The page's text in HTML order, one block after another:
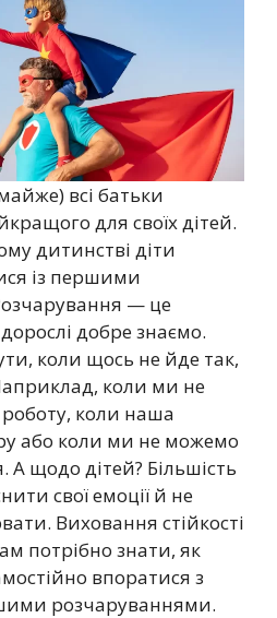
всі батьки
для своїх дітей.
дитинстві діти
із першими
— це
добре знаємо.
коли щось не йде так,
коли ми не
коли наша
або коли ми не можемо
щодо дітей? Більшість
свої емоції й не
Виховання стійкості
потрібно знати, як
впоратися з
розчаруваннями.